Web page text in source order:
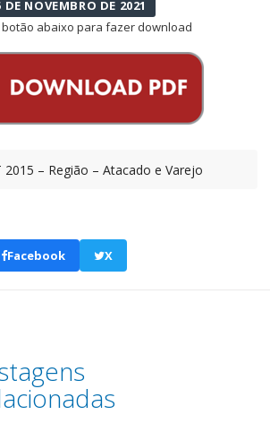
NOVEMBRO DE 2021
botão abaixo para fazer download
2015 – Região – Atacado e Varejo
Facebook X